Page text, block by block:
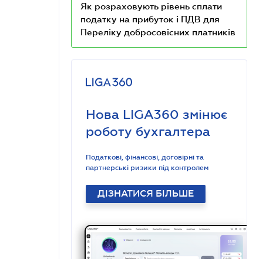
Як розраховують рівень сплати
податку на прибуток і ПДВ для
Переліку добросовісних платників
Нова LIGA360 змінює
роботу бухгалтера
Податкові, фінансові, договірні та
партнерські ризики під контролем
ДІЗНАТИСЯ БІЛЬШЕ